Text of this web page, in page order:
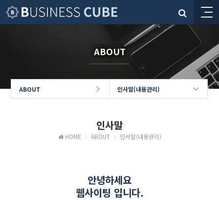
ABOUT
ABOUT 인사말(내용관리)
인사말
HOME ABOUT 인사말(내용관리)
안녕하세요
웹사이팅 입니다.